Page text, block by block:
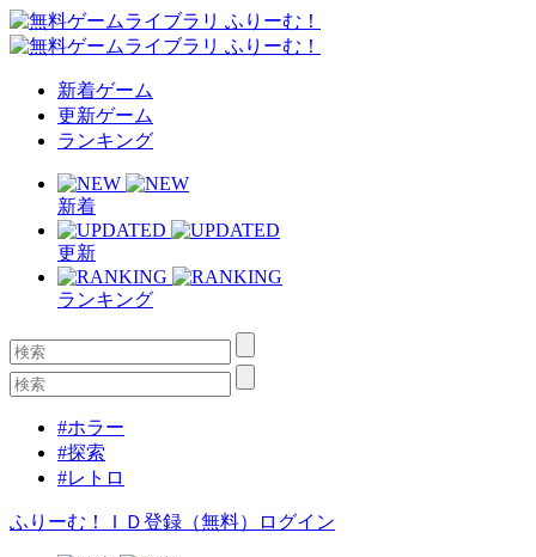
新着ゲーム
更新ゲーム
ランキング
新着
更新
ランキング
#ホラー
#探索
#レトロ
ふりーむ！ＩＤ登録（無料） ログイン